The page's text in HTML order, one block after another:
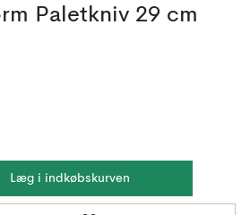
Paletkniv 29 cm
Læg i indkøbskurven